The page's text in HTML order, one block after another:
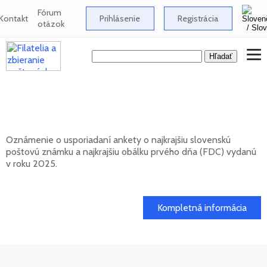
Fórum
otázok Prihlásenie Registrácia
Oznámenie o usporiadaní ankety o najkrajšiu slovenskú
poštovú známku a najkrajšiu obálku prvého dňa (FDC) vydanú
v roku 2025.
Kompletná informácia